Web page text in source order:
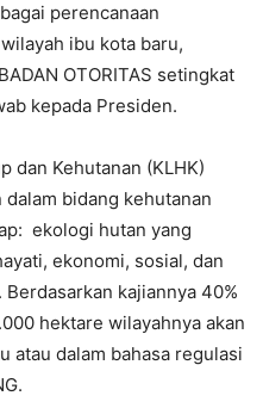
perencanaan
ibu kota baru,
OTORITAS setingkat
kepada Presiden.
dan Kehutanan (KLHK)
bidang kehutanan
ekologi hutan yang
ekonomi, sosial, dan
kajiannya 40%
hektare wilayahnya akan
atau dalam bahasa regulasi